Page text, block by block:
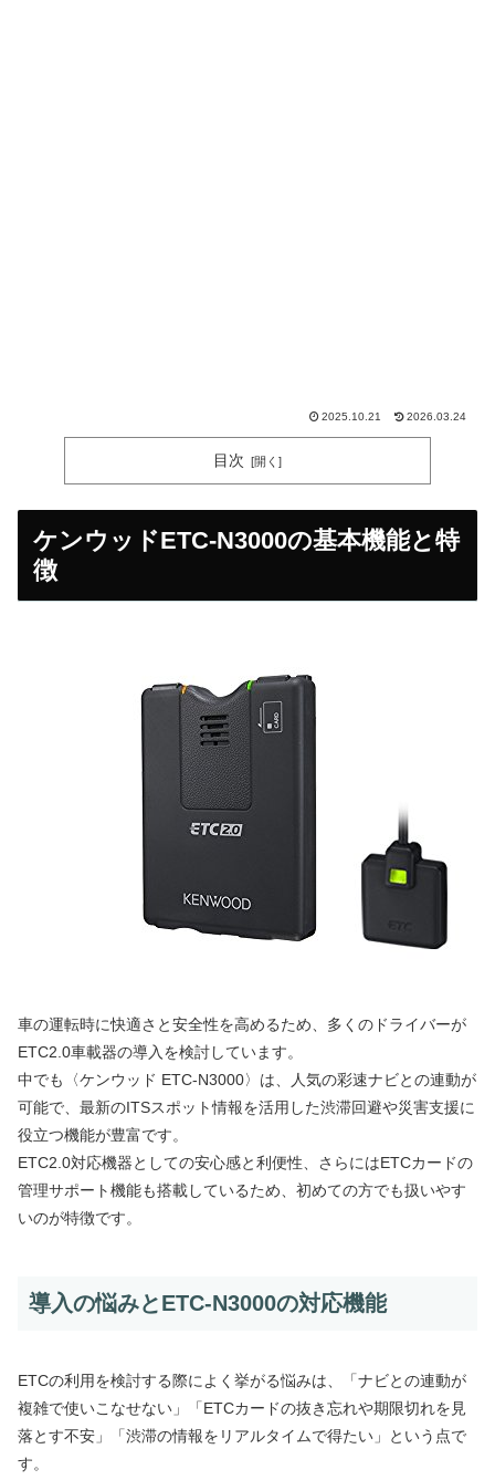
2025.10.21 2026.03.24
目次
ケンウッドETC-N3000の基本機能と特
徴
車の運転時に快適さと安全性を高めるため、多くのドライバーが
ETC2.0車載器の導入を検討しています。
中でも〈ケンウッド ETC-N3000〉は、人気の彩速ナビとの連動が
可能で、最新のITSスポット情報を活用した渋滞回避や災害支援に
役立つ機能が豊富です。
ETC2.0対応機器としての安心感と利便性、さらにはETCカードの
管理サポート機能も搭載しているため、初めての方でも扱いやす
いのが特徴です。
導入の悩みとETC-N3000の対応機能
ETCの利用を検討する際によく挙がる悩みは、「ナビとの連動が
複雑で使いこなせない」「ETCカードの抜き忘れや期限切れを見
落とす不安」「渋滞の情報をリアルタイムで得たい」という点で
す。